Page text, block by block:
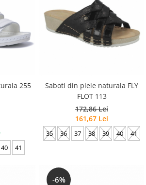
40 41
Saboti din piele naturala FLY
FLOT 113
172,86 Lei
161,67 Lei
35 36 37 38 39 40 41
-6%